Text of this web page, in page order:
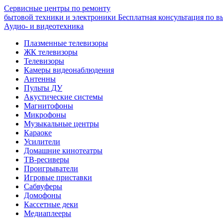
Сервисные центры по ремонту
бытовой техники и электроники Бесплатная консультация по
Аудио- и видеотехника
Плазменные телевизоры
ЖК телевизоры
Телевизоры
Камеры видеонаблюдения
Антенны
Пульты ДУ
Акустические системы
Магнитофоны
Микрофоны
Музыкальные центры
Караоке
Усилители
Домашние кинотеатры
ТВ-ресиверы
Проигрыватели
Игровые приставки
Сабвуферы
Домофоны
Кассетные деки
Медиаплееры